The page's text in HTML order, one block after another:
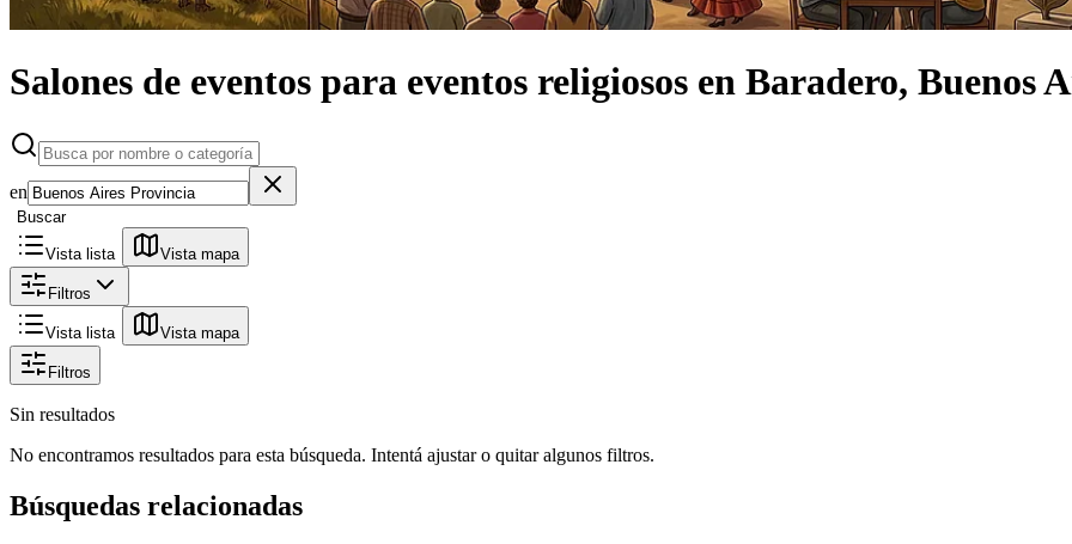
Salones de eventos para eventos religiosos en Baradero, Buenos
en
Buscar
Vista lista Vista mapa
Filtros
Vista lista Vista mapa
Filtros
Sin resultados
No encontramos resultados para esta búsqueda. Intentá ajustar o quitar algunos filtros.
Búsquedas relacionadas